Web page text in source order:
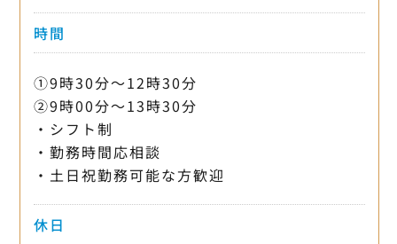
時間
①9時30分〜12時30分
②9時00分〜13時30分
・シフト制
・勤務時間応相談
・土日祝勤務可能な方歓迎
休日